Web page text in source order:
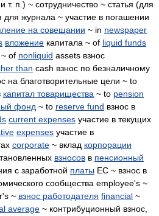
т. п.) ~ сотрудничество ~ статья (для
для журнала ~ участие в погашении
на совещании ~ in newspaper
вложение капитала ~ of liquid funds
~ of nonliquid assets взнос
than cash взнос по безналичному
на благотворительные цели ~ to
капитал товарищества ~ to pension
фонд ~ to reserve fund взнос в
current expenses участие в текущих
expenses участие в
corporate ~ вклад корпорации
взносов в пенсионный
с заработной платы EC ~ взнос в
сообщества employee's ~
~ взнос работодателя financial ~
average ~ контрибуционный взнос,